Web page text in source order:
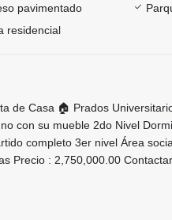
pavimentado
residencial
de Casa 🏠 Prados
con su mueble 2do Nivel
completo 3er nivel Área
Precio : 2,750,000.00